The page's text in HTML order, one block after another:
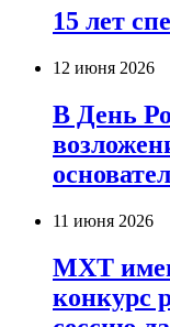
15 лет
12 июня 2026
В День
11 июня 2026
МХТ
конкурс